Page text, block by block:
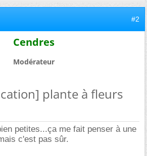
#2
Cendres
Modérateur
plante à fleurs
petites...ça me fait penser à une
c'est pas sûr.